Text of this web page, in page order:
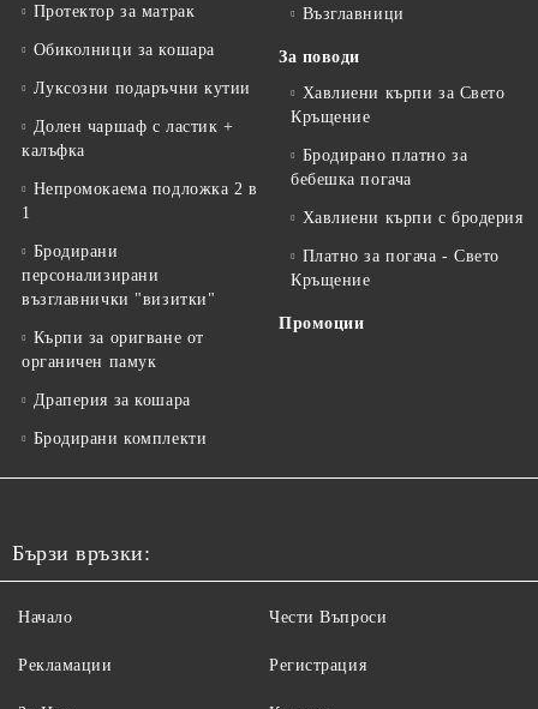
Протектор за матрак
Обиколници за кошара
Луксозни подаръчни кутии
Долен чаршаф с ластик +
калъфка
Непромокаема подложка 2 в
1
Бродирани
персонализирани
възглавнички "визитки"
Кърпи за оригване от
органичен памук
Драперия за кошара
Бродирани комплекти
Възглавници
За поводи
Хавлиени кърпи за Свето
Кръщение
Бродирано платно за
бебешка погача
Хавлиени кърпи с бродерия
Платно за погача - Свето
Кръщение
Промоции
Бързи връзки:
Начало
Рекламации
Чести Въпроси
Регистрация